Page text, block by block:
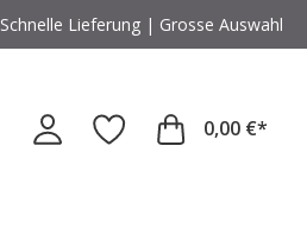
Schnelle Lieferung | Grosse Auswahl
0,00 €*